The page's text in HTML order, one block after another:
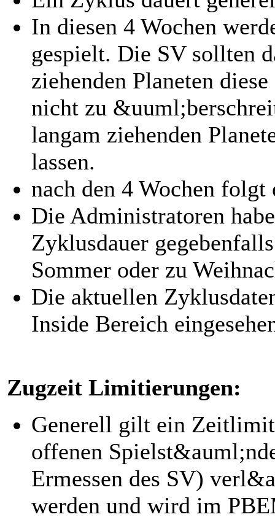
In diesen 4 Wochen
gespielt. Die SV sollten
ziehenden Planeten
nicht zu
langam ziehenden
lassen.
nach den 4 Wochen folgt
Die Administratoren
Zyklusdauer
Sommer oder zu
Die aktuellen
Inside Bereich
Zugzeit Limitierungen:
Generell gilt ein
offenen
Ermessen des SV)
werden und wird im